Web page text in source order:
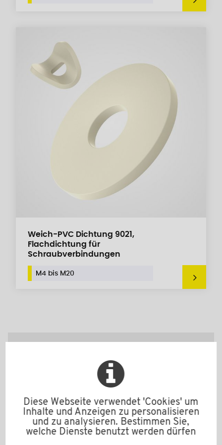
Weich-PVC Dichtung 9021,
Flachdichtung für
Schraubverbindungen
M4 bis M20
Flachdichtungen und
Unterlegscheiben aus
Gummi
Diese Webseite verwendet 'Cookies' um
Inhalte und Anzeigen zu personalisieren
und zu analysieren. Bestimmen Sie,
welche Dienste benutzt werden dürfen